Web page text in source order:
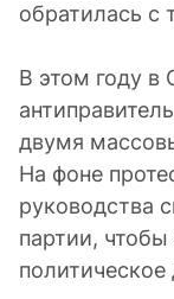
обратилась с
В этом году в
двумя
На фоне
руководства
партии,